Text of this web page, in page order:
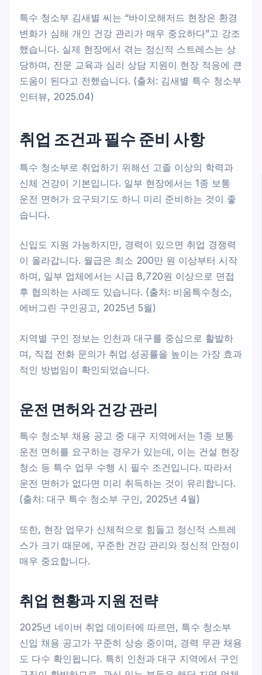
특수 청소부 김새별 씨는 “바이오해저드 현장은 환경
변화가 심해 개인 건강 관리가 매우 중요하다”고 강조
했습니다. 실제 현장에서 겪는 정신적 스트레스는 상
당하며, 전문 교육과 심리 상담 지원이 현장 적응에 큰
도움이 된다고 전했습니다. (출처: 김새별 특수 청소부
인터뷰, 2025.04)
취업 조건과 필수 준비 사항
특수 청소부로 취업하기 위해선 고졸 이상의 학력과
신체 건강이 기본입니다. 일부 현장에서는 1종 보통
운전 면허가 요구되기도 하니 미리 준비하는 것이 좋
습니다.
신입도 지원 가능하지만, 경력이 있으면 취업 경쟁력
이 올라갑니다. 월급은 최소 200만 원 이상부터 시작
하며, 일부 업체에서는 시급 8,720원 이상으로 면접
후 협의하는 사례도 있습니다. (출처: 비움특수청소,
에버그린 구인공고, 2025년 5월)
지역별 구인 정보는 인천과 대구를 중심으로 활발하
며, 직접 전화 문의가 취업 성공률을 높이는 가장 효과
적인 방법임이 확인되었습니다.
운전 면허와 건강 관리
특수 청소부 채용 공고 중 대구 지역에서는 1종 보통
운전 면허를 요구하는 경우가 있는데, 이는 건설 현장
청소 등 특수 업무 수행 시 필수 조건입니다. 따라서
운전 면허가 없다면 미리 취득하는 것이 유리합니다.
(출처: 대구 특수 청소부 구인, 2025년 4월)
또한, 현장 업무가 신체적으로 힘들고 정신적 스트레
스가 크기 때문에, 꾸준한 건강 관리와 정신적 안정이
매우 중요합니다.
취업 현황과 지원 전략
2025년 네이버 취업 데이터에 따르면, 특수 청소부
신입 채용 공고가 꾸준히 상승 중이며, 경력 무관 채용
도 다수 확인됩니다. 특히 인천과 대구 지역에서 구인